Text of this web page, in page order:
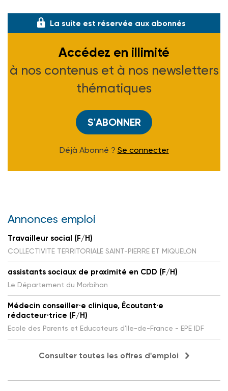
La suite est réservée aux abonnés
Accédez en illimité
à nos contenus et à nos newsletters
thématiques
S'ABONNER
Déjà Abonné ? Se connecter
Annonces emploi
Travailleur social (F/H)
COLLECTIVITE TERRITORIALE SAINT-PIERRE ET MIQUELON
assistants sociaux de proximité en CDD (F/H)
Le Département du Morbihan
Médecin conseiller·e clinique, Écoutant·e
rédacteur·trice (F/H)
Ecole des Parents et Educateurs d'Ile-de-France - EPE IDF
Consulter toutes les offres d'emploi